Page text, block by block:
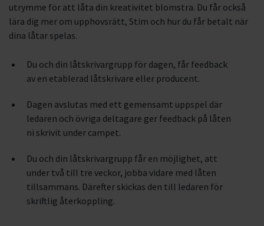
utrymme för att låta din kreativitet blomstra. Du får också
lära dig mer om upphovsrätt, Stim och hur du får betalt när
dina låtar spelas.
Du och din låtskrivargrupp för dagen, får feedback
av en etablerad låtskrivare eller producent.
Dagen avslutas med ett gemensamt uppspel där
ledaren och övriga deltagare ger feedback på låten
ni skrivit under campet.
Du och din låtskrivargrupp får en möjlighet, att
under två till tre veckor, jobba vidare med låten
tillsammans. Därefter skickas den till ledaren för
skriftlig återkoppling.